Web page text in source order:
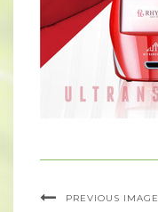
PREVIOUS IMAGE